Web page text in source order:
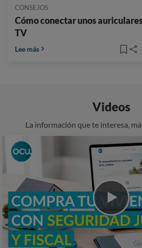
CONSEJOS
Cómo conectar unos
TV
Lee más
Videos
La información que te interesa,